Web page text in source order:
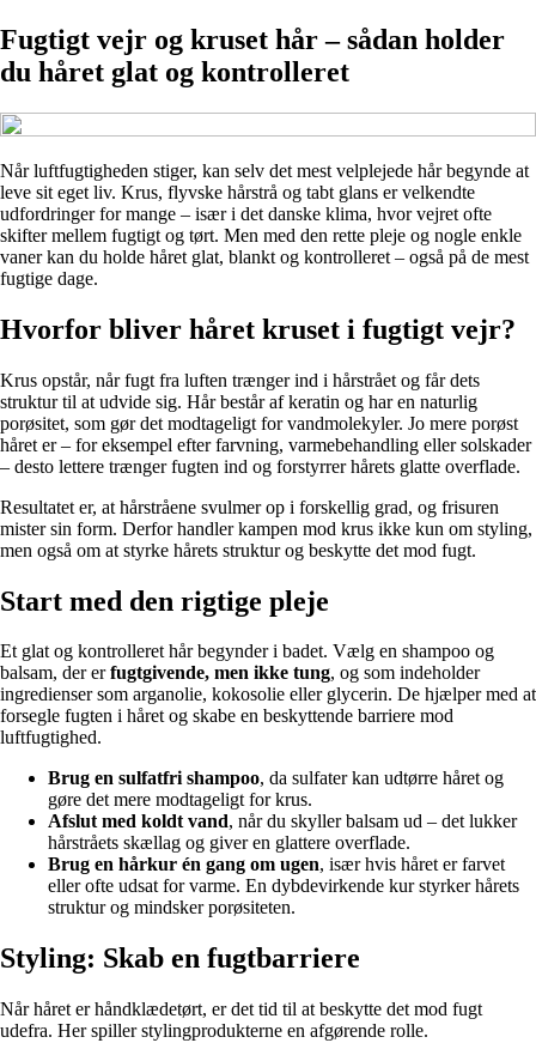
Fugtigt vejr og kruset hår – sådan holder
du håret glat og kontrolleret
Når luftfugtigheden stiger, kan selv det mest velplejede hår begynde at
leve sit eget liv. Krus, flyvske hårstrå og tabt glans er velkendte
udfordringer for mange – især i det danske klima, hvor vejret ofte
skifter mellem fugtigt og tørt. Men med den rette pleje og nogle enkle
vaner kan du holde håret glat, blankt og kontrolleret – også på de mest
fugtige dage.
Hvorfor bliver håret kruset i fugtigt vejr?
Krus opstår, når fugt fra luften trænger ind i hårstrået og får dets
struktur til at udvide sig. Hår består af keratin og har en naturlig
porøsitet, som gør det modtageligt for vandmolekyler. Jo mere porøst
håret er – for eksempel efter farvning, varmebehandling eller solskader
– desto lettere trænger fugten ind og forstyrrer hårets glatte overflade.
Resultatet er, at hårstråene svulmer op i forskellig grad, og frisuren
mister sin form. Derfor handler kampen mod krus ikke kun om styling,
men også om at styrke hårets struktur og beskytte det mod fugt.
Start med den rigtige pleje
Et glat og kontrolleret hår begynder i badet. Vælg en shampoo og
balsam, der erfugtgivende, men ikke tung, og som indeholder
ingredienser som arganolie, kokosolie eller glycerin. De hjælper med at
forsegle fugten i håret og skabe en beskyttende barriere mod
luftfugtighed.
Brug en sulfatfri shampoo, da sulfater kan udtørre håret og
gøre det mere modtageligt for krus.
Afslut med koldt vand, når du skyller balsam ud – det lukker
hårstråets skællag og giver en glattere overflade.
Brug en hårkur én gang om ugen, især hvis håret er farvet
eller ofte udsat for varme. En dybdevirkende kur styrker hårets
struktur og mindsker porøsiteten.
Styling: Skab en fugtbarriere
Når håret er håndklædetørt, er det tid til at beskytte det mod fugt
udefra. Her spiller stylingprodukterne en afgørende rolle.